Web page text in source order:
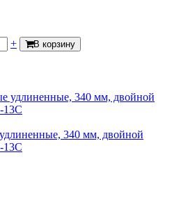
+ В корзину
340 мм, двойной